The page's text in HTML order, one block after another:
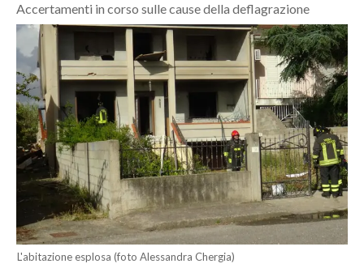
ITALIA
MONDO
POLITICA
ECONOMIA
SERVIZI ALLE IMPRESE
LAVORO
BANDI
SPORT IN SARDEGNA
Accertamenti in corso sulle cause della deflagrazione
L'abitazione esplosa (foto Alessandra Chergia)